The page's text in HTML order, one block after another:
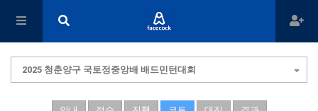
2025 청춘양구 국토정중앙배 배드민턴대회